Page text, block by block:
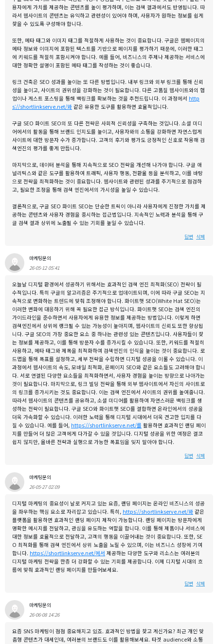
용자에게 가치를 제공하는 콘텐츠를 높이 평가하며, 이는 검색 결과에서도 반영됩니다. 따
라서 웹사이트의 콘텐츠는 유익하고 관련성이 있어야 하며, 사용자가 원하는 정보를 쉽게
찾을 수 있도록 구성해야 합니다.
또한, 메타 태그와 이미지 태그를 적절하게 사용하는 것이 중요합니다. 구글은 웹페이지의
메타 정보와 이미지에 포함된 텍스트를 기반으로 페이지를 평가하기 때문에, 이러한 태그
에 키워드를 적절히 포함시켜야 합니다. 예를 들어, 비즈니스의 주제나 제공하는 서비스에
대한 정확한 설명이 포함된 메타 태그를 작성하는 것이 좋습니다.
링크 건축은 SEO 성과를 높이는 또 다른 방법입니다. 내부 링크와 외부 링크를 통해 신뢰
성을 높이고, 사이트의 권위성을 강화하는 것이 필요합니다. 다른 고품질 웹사이트와의 협
업이나 게스트 포스팅을 통해 백링크를 확보하는 것을 추천드립니다. 이 과정에서 http
s://shortlinkserve.net/와 같은 유용한 도구를 활용하면 효율적입니다.
구글 SEO 화이트 SEO의 또 다른 전략은 사회적 신뢰성을 구축하는 것입니다. 소셜 미디
어에서의 활동을 통해 브랜드 인지도를 높이고, 사용자와의 소통을 강화하면 자연스럽게
사이트에 대한 방문자 수가 증가합니다. 고객의 후기와 평가도 긍정적인 신호로 작용해 검
색엔진의 평가를 좋게 만듭니다.
마지막으로, 데이터 분석을 통해 지속적으로 SEO 전략을 개선해 나가야 합니다. 구글 애
널리틱스와 같은 도구를 활용하여 트래픽, 사용자 행동, 전환율 등을 분석하고, 이를 바탕
으로 전략을 최적화하는 것이 중요합니다. 웹사이트와 관련된 성과를 주기적으로 점검하
고, 필요한 조정을 통해 검색 엔진에서의 가시성을 높일 수 있습니다.
결론적으로, 구글 SEO 화이트 SEO는 단순한 트릭이 아니라 사용자에게 진정한 가치를 제
공하는 콘텐츠와 사용자 경험을 중시하는 접근법입니다. 지속적인 노력과 분석을 통해 구
글 검색 결과 상위에 노출될 수 있는 기회를 높일 수 있습니다.
답변 삭제
마케팅문의
26-05-12 05:41
오늘날 디지털 환경에서 성공하기 위해서는 효과적인 검색 엔진 최적화(SEO) 전략이 필
수적입니다. 특히 구글의 알고리즘은 주기적으로 업데이트되며, 이에 따라 구글 SEO는 지
속적으로 변화하는 트렌드에 맞춰 조정해야 합니다. 화이트햇 SEO(White Hat SEO)는
이러한 변화에 대응하기 위해 꼭 필요한 접근 방식입니다. 화이트햇 SEO는 검색 엔진의
가이드라인을 준수하면서 사용자에게 유용한 정보를 제공하는 방법입니다. 이렇게 하면
검색엔진에서 상위에 랭크될 수 있는 가능성이 높아지며, 웹사이트의 신뢰도 또한 향상됩
니다. 구글 SEO의 가장 중요한 요소 중 하나는 관련성 있는 콘텐츠입니다. 사용자들이 찾
는 정보를 제공하고, 이를 통해 방문자 수를 증가시킬 수 있습니다. 또한, 키워드를 적절히
사용하고, 메타 태그와 제목을 최적화하여 검색엔진의 인식을 높이는 것이 중요합니다. 로
드맵을 통해 목표를 설정하고, 세부 전략을 수립하면 디지털 성공을 이룰 수 있습니다. 이
과정에서 웹사이트의 속도, 모바일 최적화, 온페이지 SEO와 같은 요소들도 고려해야 합니
다. 서로 연결된 다양한 요소들을 최적화하면서, 사용자 경험을 높이는 방향으로 나아가는
것이 필요합니다. 마지막으로, 링크 빌딩 전략을 통해 외부 웹사이트에서 자신의 사이트로
의 링크를 증가시키는 것도 중요합니다. 이는 검색 엔진에서 사이트의 권위를 높여줍니다.
따라서 웹사이트의 콘텐츠를 공유하고, 소셜 미디어를 활용하여 자연스러운 백링크를 생
성하는 전략이 필요합니다. 구글 SEO와 화이트햇 SEO를 결합하면 온라인에서의 성공을
더욱 가속화할 수 있습니다. 이러한 노력을 통해 디지털 시대에서 더욱 견고한 입지를 다
질 수 있습니다. 예를 들어, https://shortlinkserve.net/를 활용하면 효과적인 랜딩 페이
지를 만들어 더 많은 고객에게 다가갈 수 있을 것입니다. 디지털 성공을 위한 여정은 결코
쉽지 않지만, 올바른 전략과 실행으로 가능한 목표임을 잊지 말아야 합니다.
답변 삭제
마케팅문의
26-05-27 02:09
디지털 마케팅의 중요성이 날로 커지고 있는 요즘, 랜딩 페이지는 온라인 비즈니스의 성공
을 좌우하는 핵심 요소로 자리잡고 있습니다. 특히, https://shortlinkserve.net/와 같은
플랫폼을 활용하면 효과적인 랜딩 페이지 제작이 가능합니다. 랜딩 페이지는 방문자에게
명확한 메시지를 전달하고, 관심을 유도하는 역할을 합니다. 이를 통해 제품이나 서비스에
대한 정보를 효율적으로 전달하고, 고객의 행동을 이끌어내는 것이 중요합니다. 또한, SE
O 최적화를 통해 검색 엔진에서 상위 노출을 노릴 수 있으며, 이는 비즈니스 성장에 기여
합니다. https://shortlinkserve.net/에서 제공하는 다양한 도구와 리소스는 여러분의
디지털 마케팅 전략을 한층 더 강화할 수 있는 기회를 제공합니다. 이제 디지털 시대의 흐
름에 맞춰 효과적인 랜딩 페이지를 만들어보세요.
답변 삭제
마케팅문의
26-06-08 14:26
요즘 SNS 마케팅이 점점 중요해지고 있죠. 효과적인 방법을 찾고 계신가요? 최근 개인 맞
춤형 콘텐츠가 대세인데, 여러분의 브랜드도 이를 활용해보세요. 타겟 audience와 소통